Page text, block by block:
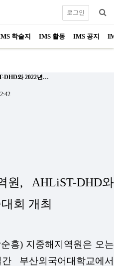
학술지 IMS 활동 IMS 공지
로그인
DHD와 2022년…
원, AHLiST-DHD와
회 개최
흥) 지중해지역원은 오는
부산외국어대학교에서